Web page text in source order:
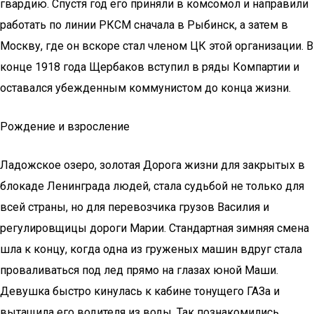
гвардию. Спустя год его приняли в комсомол и направили
работать по линии РКСМ сначала в Рыбинск, а затем в
Москву, где он вскоре стал членом ЦК этой организации. В
конце 1918 года Щербаков вступил в ряды Компартии и
оставался убежденным коммунистом до конца жизни.
Рождение и взросление
Ладожское озеро, золотая Дорога жизни для закрытых в
блокаде Ленинграда людей, стала судьбой не только для
всей страны, но для перевозчика грузов Василия и
регулировщицы дороги Марии. Стандартная зимняя смена
шла к концу, когда одна из груженых машин вдруг стала
проваливаться под лед прямо на глазах юной Маши.
Девушка быстро кинулась к кабине тонущего ГАЗа и